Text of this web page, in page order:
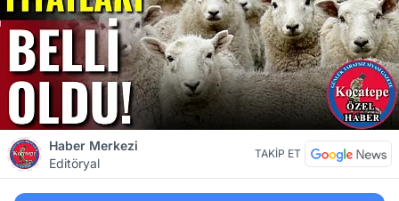
Haber Merkezi
Editöryal
TAKİP ET